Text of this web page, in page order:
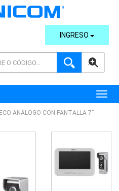
AVANZADA
INGRESO
ANÁLOGO CON PANTALLA 7''